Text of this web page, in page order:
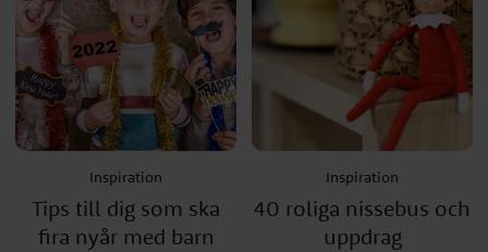
Inspiration
Tips till dig som ska
fira nyår med barn
Inspiration
40 roliga nissebus och
uppdrag